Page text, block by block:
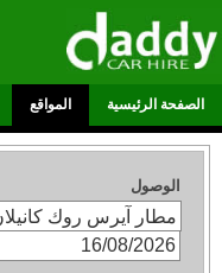
الصفحة الرئيسية المواقع
الوصول